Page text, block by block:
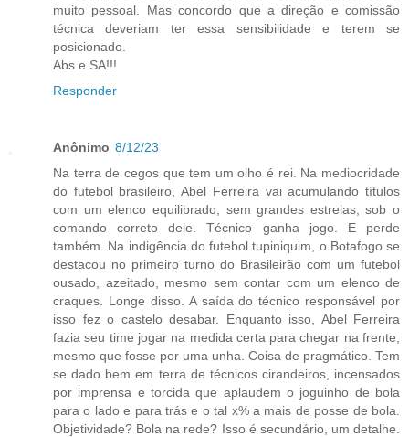
muito pessoal. Mas concordo que a direção e comissão
técnica deveriam ter essa sensibilidade e terem se
posicionado.
Abs e SA!!!
Responder
Anônimo 8/12/23
Na terra de cegos que tem um olho é rei. Na mediocridade
do futebol brasileiro, Abel Ferreira vai acumulando títulos
com um elenco equilibrado, sem grandes estrelas, sob o
comando correto dele. Técnico ganha jogo. E perde
também. Na indigência do futebol tupiniquim, o Botafogo se
destacou no primeiro turno do Brasileirão com um futebol
ousado, azeitado, mesmo sem contar com um elenco de
craques. Longe disso. A saída do técnico responsável por
isso fez o castelo desabar. Enquanto isso, Abel Ferreira
fazia seu time jogar na medida certa para chegar na frente,
mesmo que fosse por uma unha. Coisa de pragmático. Tem
se dado bem em terra de técnicos cirandeiros, incensados
por imprensa e torcida que aplaudem o joguinho de bola
para o lado e para trás e o tal x% a mais de posse de bola.
Objetividade? Bola na rede? Isso é secundário, um detalhe.